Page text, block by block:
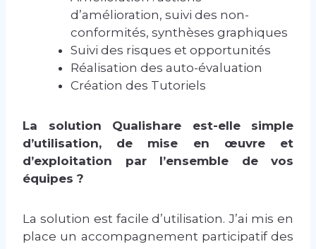
d’amélioration, suivi des non-
conformités, synthèses graphiques
Suivi des risques et opportunités
Réalisation des auto-évaluation
Création des Tutoriels
La solution Qualishare est-elle simple
d’utilisation, de mise en œuvre et
d’exploitation par l’ensemble de vos
équipes ?
La solution est facile d’utilisation. J’ai mis en
place un accompagnement participatif des